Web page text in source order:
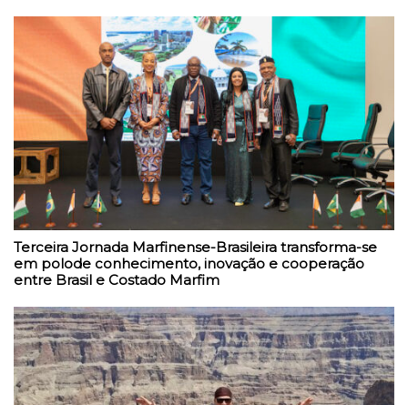
Terceira Jornada Marfinense-Brasileira transforma-se
em polode conhecimento, inovação e cooperação
entre Brasil e Costado Marfim